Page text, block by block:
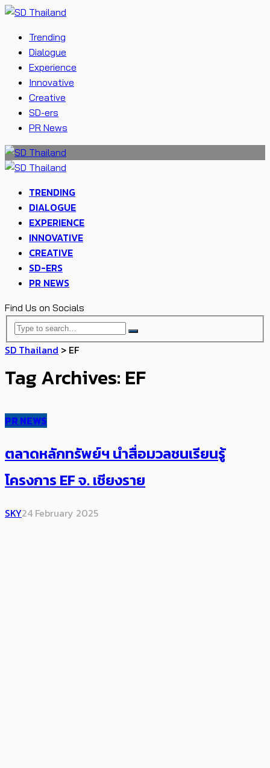
Trending
Dialogue
Experience
Innovative
Creative
SD-ers
PR News
TRENDING
DIALOGUE
EXPERIENCE
INNOVATIVE
CREATIVE
SD-ERS
PR NEWS
Find Us on Socials
SD Thailand > EF
Tag Archives: EF
PR NEWS
ตลาดหลักทรัพย์ฯ นำสื่อมวลชนเรียนรู้
โครงการ EF จ. เชียงราย
SKY24 February 2025